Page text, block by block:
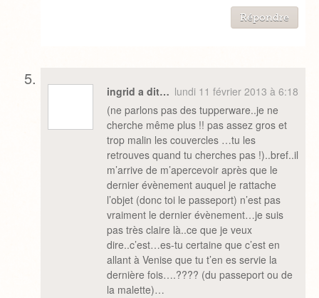
Répondre
ingrid a dit… lundi 11 février 2013 à 6:18
(ne parlons pas des tupperware..je ne
cherche même plus !! pas assez gros et
trop malin les couvercles …tu les
retrouves quand tu cherches pas !)..bref..il
m’arrive de m’apercevoir après que le
dernier évènement auquel je rattache
l’objet (donc toi le passeport) n’est pas
vraiment le dernier évènement…je suis
pas très claire là..ce que je veux
dire..c’est…es-tu certaine que c’est en
allant à Venise que tu t’en es servie la
dernière fois….???? (du passeport ou de
la malette)…